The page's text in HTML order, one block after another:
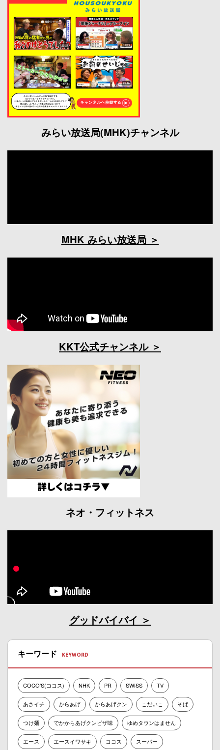
みらい放送局(MHK)チャンネル
MHK みらい放送局
KKT公式チャンネル
ネオ・フィットネス
グッドバイバイ
キーワード
COCO'S(ココス) NHK PR SWISS TV
あさイチ からあげ からあげクン こだいこ そば
つけ麺 でかからあげクンピザ味 ゆめタウンはません
エース エースイワサキ ココス スーパー